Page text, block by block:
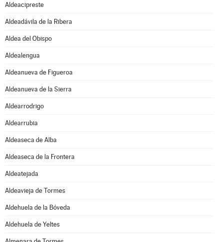
Aldeacipreste
Aldeadávila de la Ribera
Aldea del Obispo
Aldealengua
Aldeanueva de Figueroa
Aldeanueva de la Sierra
Aldearrodrigo
Aldearrubia
Aldeaseca de Alba
Aldeaseca de la Frontera
Aldeatejada
Aldeavieja de Tormes
Aldehuela de la Bóveda
Aldehuela de Yeltes